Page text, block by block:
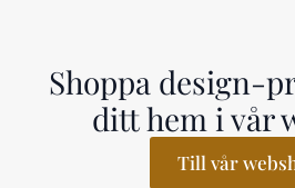
Shoppa design-
ditt hem i vår
Till vår